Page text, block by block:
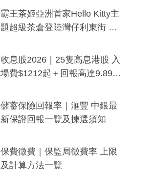
分鐘生成「貼地」宣傳短片
霸王茶姬亞洲首家Hello Kitty主
題超級茶倉登陸灣仔利東街 推
y及香港限定特調系列
收息股2026｜25隻高息港股 入
場費$1212起＋回報高達9.89
儲蓄保險回報率｜滙豐 中銀最
新保證回報一覽及揀選須知
保費徵費｜保監局徵費率 上限
及計算方法一覽